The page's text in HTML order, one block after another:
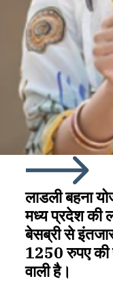
लाडली बहना
मध्य प्रदेश की
बेसब्री से
1250 रुपए की
वाली है।